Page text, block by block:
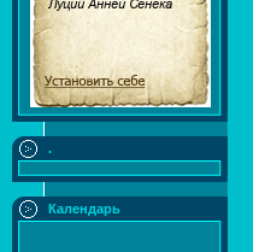
.
Календарь